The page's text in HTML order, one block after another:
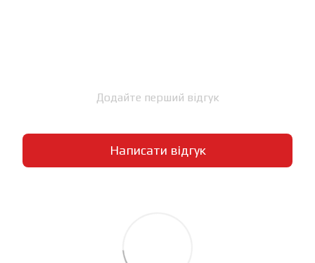
Додайте перший відгук
Написати відгук